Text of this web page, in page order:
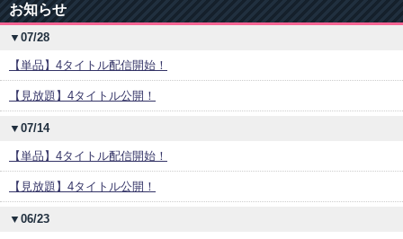
お知らせ
▼07/28
【単品】4タイトル配信開始！
【見放題】4タイトル公開！
▼07/14
【単品】4タイトル配信開始！
【見放題】4タイトル公開！
▼06/23